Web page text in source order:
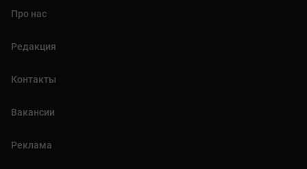
Про нас
Редакция
Контакты
Вакансии
Реклама